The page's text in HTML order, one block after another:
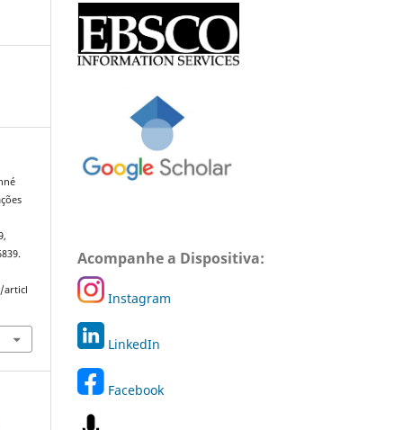
articl
Acompanhe a Dispositiva:
Instagram
LinkedIn
Facebook